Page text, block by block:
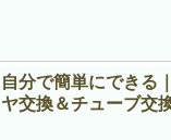
自分で簡単にできる
ヤ交換＆チューブ交